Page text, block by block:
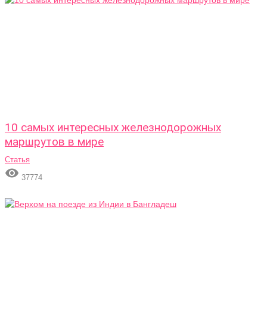
10 самых интересных железнодорожных
маршрутов в мире
Статья
 37774